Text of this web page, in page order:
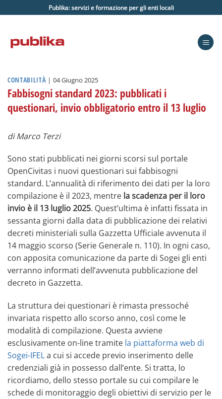
ai
Publika: servizi e formazione per gli enti locali
CONTABILITÀ | 04 Giugno 2025
Fabbisogni standard 2023: pubblicati i
questionari, invio obbligatorio entro il 13 luglio
di Marco Terzi
Sono stati pubblicati nei giorni scorsi sul portale
OpenCivitas i nuovi questionari sui fabbisogni
standard. L’annualità di riferimento dei dati per la loro
compilazione è il 2023, mentre la scadenza per il loro
invio è il 13 luglio 2025. Quest’ultima è infatti fissata in
sessanta giorni dalla data di pubblicazione dei relativi
decreti ministeriali sulla Gazzetta Ufficiale avvenuta il
14 maggio scorso (Serie Generale n. 110). In ogni caso,
con apposita comunicazione da parte di Sogei gli enti
verranno informati dell’avvenuta pubblicazione del
decreto in Gazzetta.
La struttura dei questionari è rimasta pressoché
invariata rispetto allo scorso anno, così come le
modalità di compilazione. Questa avviene
esclusivamente on-line tramite la piattaforma web di
Sogei-IFELa cui si accede previo inserimento delle
credenziali già in possesso dall’ente. Si tratta, lo
ricordiamo, dello stesso portale su cui compilare le
schede di monitoraggio degli obiettivi di servizio per le